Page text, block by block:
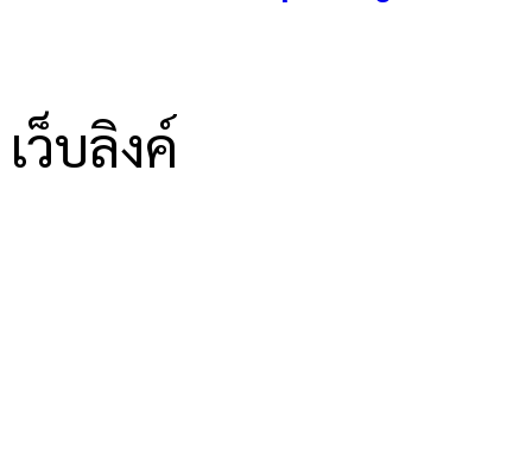
เว็บลิงค์